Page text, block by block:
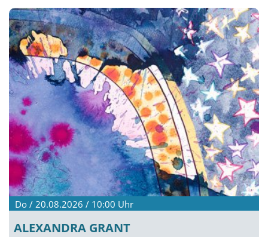
Do / 20.08.2026 / 10:00 Uhr
ALEXANDRA GRANT